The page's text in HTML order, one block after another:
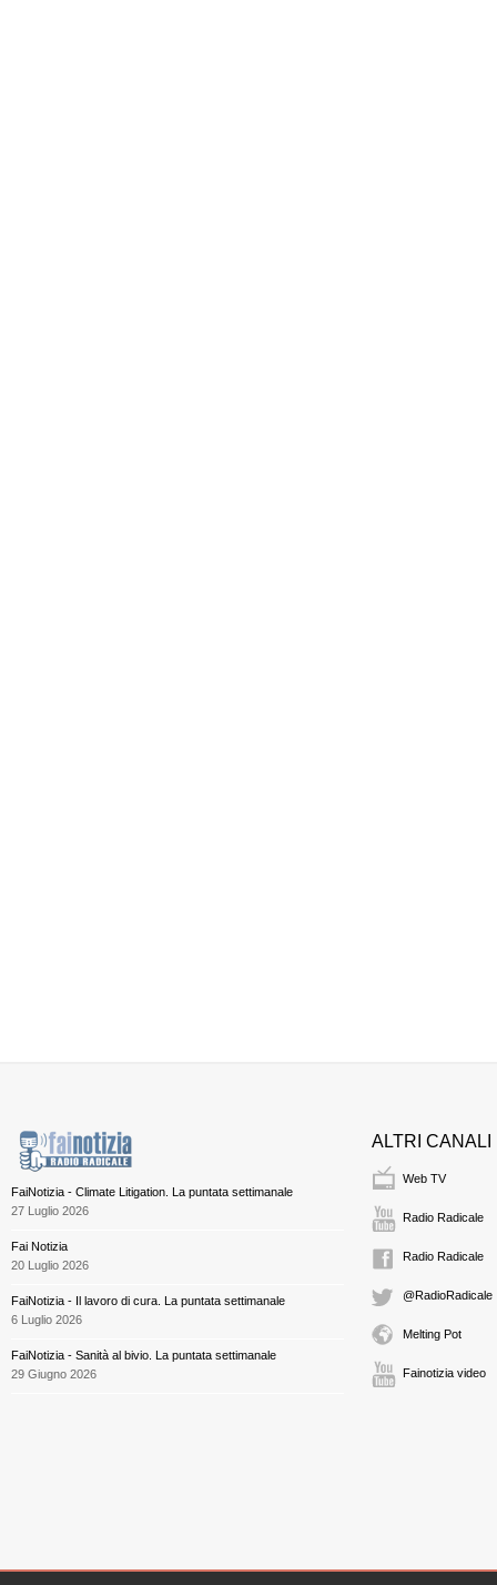
FaiNotizia - Climate Litigation. La puntata settimanale
27 Luglio 2026
Fai Notizia
20 Luglio 2026
FaiNotizia - Il lavoro di cura. La puntata settimanale
6 Luglio 2026
FaiNotizia - Sanità al bivio. La puntata settimanale
29 Giugno 2026
ALTRI CANALI
Web TV
Radio Radicale
Radio Radicale
@RadioRadicale
Melting Pot
Fainotizia video